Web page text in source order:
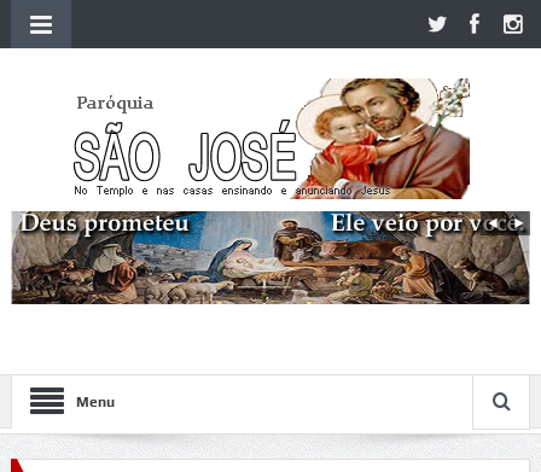
Menu